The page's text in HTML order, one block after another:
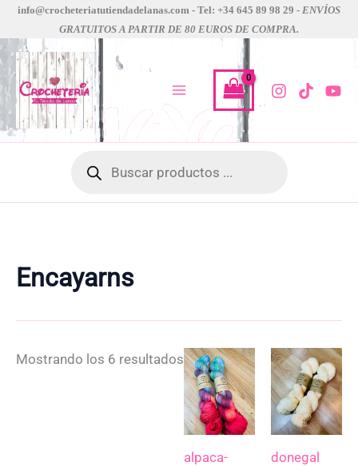
contenido
info@crocheteriatutiendadelanas.com - Tel: +34 645 89 98 29 - ENVÍOS
GRATUITOS A PARTIR DE 80 EUROS DE COMPRA.
productos
Encayarns
Mostrando los 6 resultados
alpaca-
donegal